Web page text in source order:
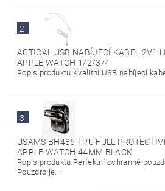
2.
ACTICAL USB NABÍJECÍ KABEL 2V1
APPLE WATCH 1/2/3/4
Popis produktu:Kvalitní USB nabíjecí
3.
USAMS BH486 TPU FULL
APPLE WATCH 44MM BLACK
Popis produktu:Perfektní ochranné
Pouzdro je...